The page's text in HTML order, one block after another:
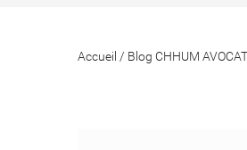
Accueil / Blog CHHUM